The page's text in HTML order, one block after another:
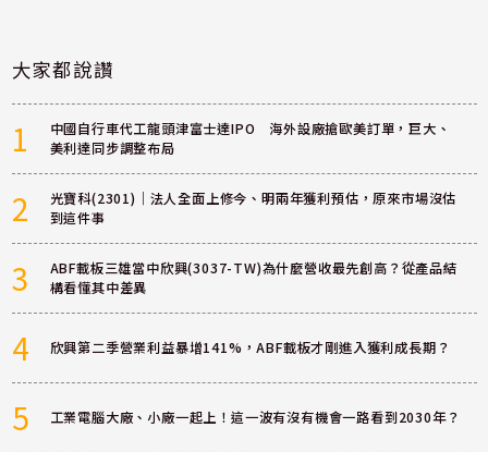
大家都說讚
1
中國自行車代工龍頭津富士達IPO 海外設廠搶歐美訂單，巨大、
美利達同步調整布局
2
光寶科(2301)｜法人全面上修今、明兩年獲利預估，原來市場沒估
到這件事
3
ABF載板三雄當中欣興(3037-TW)為什麼營收最先創高？從產品結
構看懂其中差異
4 欣興第二季營業利益暴增141%，ABF載板才剛進入獲利成長期？
5 工業電腦大廠、小廠一起上！這一波有沒有機會一路看到2030年？